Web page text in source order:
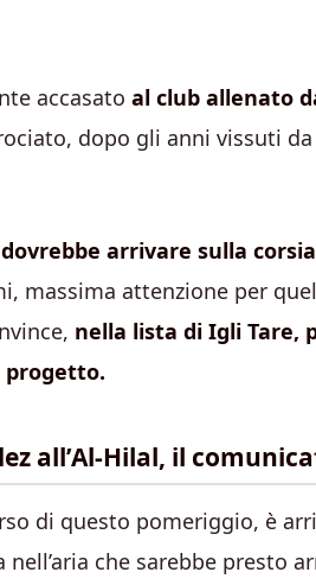
accasato al club allenato
dopo gli anni vissuti
arrivare sulla
massima attenzione per
nella lista di Igli Tare,
progetto.
all’Al-Hilal, il
di questo pomeriggio, è
nell’aria che sarebbe presto